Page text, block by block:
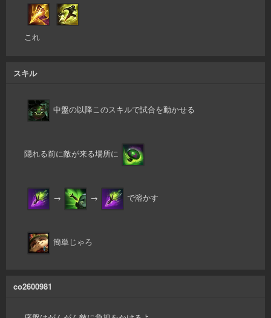
これ
スキル
中盤の以降このスキルで試合を動かせる
隠れる前に敵が来る場所に
→ → で溶かす
簡単じゃろ
co2600981